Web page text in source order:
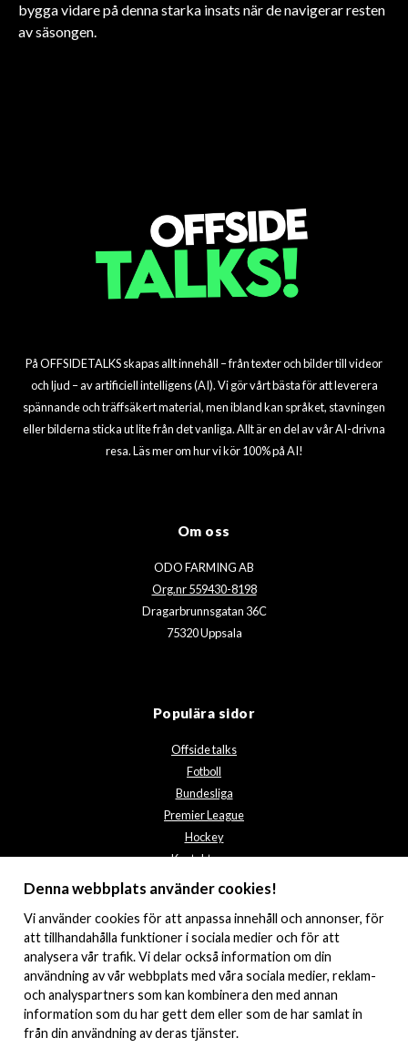
bygga vidare på denna starka insats när de navigerar resten
av säsongen.
FOTBOLL
FOTBOLL
FOTBOLL
FOTBOLL
FOTBOLL
FOTBOLL
På OFFSIDETALKS skapas allt innehåll – från texter och bilder till videor
och ljud – av artificiell intelligens (AI). Vi gör vårt bästa för att leverera
spännande och träffsäkert material, men ibland kan språket, stavningen
eller bilderna sticka ut lite från det vanliga. Allt är en del av vår AI-drivna
resa. Läs mer om hur vi kör 100% på AI!
Om oss
ODO FARMING AB
Org.nr 559430-8198
Dragarbrunnsgatan 36C
75320 Uppsala
Populära sidor
Offside talks
Fotboll
Bundesliga
Premier League
Hockey
Kontakta oss
Integritetspolicy
Denna webbplats använder cookies!
Vi användercookies för att anpassa innehåll och annonser, för
att tillhandahålla funktioner i sociala medier och för att
analysera vår trafik. Vi delar också information om din
användning av vår webbplats med våra sociala medier, reklam-
och analyspartners som kan kombinera den med annan
information som du har gett dem eller som de har samlat in
från din användning av deras tjänster.